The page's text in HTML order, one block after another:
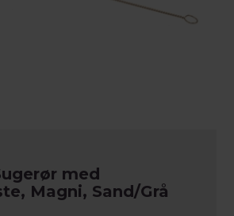
med
Magni, Sand/Grå